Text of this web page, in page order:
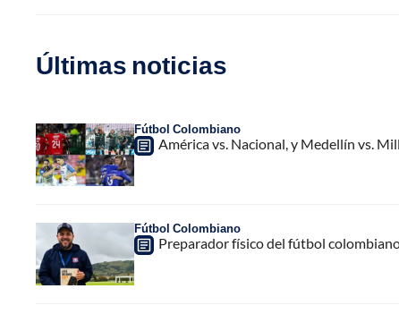
Últimas noticias
Fútbol Colombiano
América vs. Nacional, y Medellín vs.
Fútbol Colombiano
Preparador físico del fútbol